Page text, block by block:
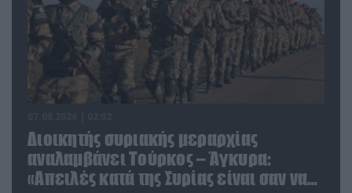
Διοικητής συριακής μεραρχίας
αναλαμβάνει Τούρκος – Άγκυρα:
«Απειλές κατά της Συρίας είναι σαν να